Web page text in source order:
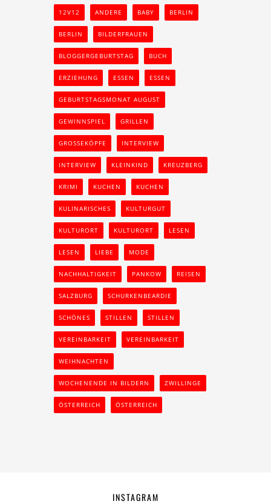
12V12 ANDERE BABY BERLIN
BERLIN BILDERFRAUEN
BLOGGERGEBURTSTAG BUCH
ERZIEHUNG ESSEN ESSEN
GEBURTSTAGSMONAT AUGUST
GEWINNSPIEL GRILLEN
GROSSEKÖPFE INTERVIEW
INTERVIEW KLEINKIND KREUZBERG
KRIMI KUCHEN KUCHEN
KULINARISCHES KULTURGUT
KULTURORT KULTURORT LESEN
LESEN LIEBE MODE
NACHHALTIGKEIT PANKOW REISEN
SALZBURG SCHURKENBEARDIE
SCHÖNES STILLEN STILLEN
VEREINBARKEIT VEREINBARKEIT
WEIHNACHTEN
WOCHENENDE IN BILDERN ZWILLINGE
ÖSTERREICH ÖSTERREICH
INSTAGRAM